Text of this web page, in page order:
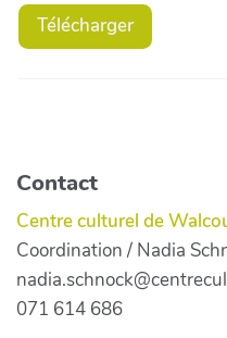
Télécharger
Contact
Centre culturel de
Coordination / Nadia
071 614 686